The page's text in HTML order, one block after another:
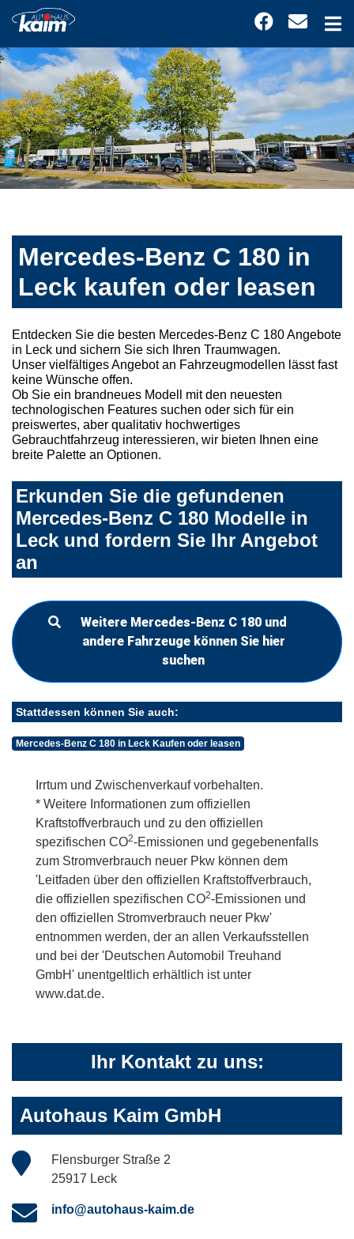
Mercedes-Benz C 180 in
Leck kaufen oder leasen
Entdecken Sie die besten Mercedes-Benz C 180 Angebote
in Leck und sichern Sie sich Ihren Traumwagen.
Unser vielfältiges Angebot an Fahrzeugmodellen lässt fast
keine Wünsche offen.
Ob Sie ein brandneues Modell mit den neuesten
technologischen Features suchen oder sich für ein
preiswertes, aber qualitativ hochwertiges
Gebrauchtfahrzeug interessieren, wir bieten Ihnen eine
breite Palette an Optionen.
Erkunden Sie die gefundenen
Mercedes-Benz C 180 Modelle in
Leck und fordern Sie Ihr Angebot
an
Weitere Mercedes-Benz C 180 und
andere Fahrzeuge können Sie hier
suchen
Stattdessen können Sie auch:
Mercedes-Benz C 180 in Leck Kaufen oder leasen
Irrtum und Zwischenverkauf vorbehalten.
* Weitere Informationen zum offiziellen
Kraftstoffverbrauch und zu den offiziellen
spezifischen CO2-Emissionen und gegebenenfalls
zum Stromverbrauch neuer Pkw können dem
'Leitfaden über den offiziellen Kraftstoffverbrauch,
die offiziellen spezifischen CO2-Emissionen und
den offiziellen Stromverbrauch neuer Pkw'
entnommen werden, der an allen Verkaufsstellen
und bei der 'Deutschen Automobil Treuhand
GmbH' unentgeltlich erhältlich ist unter
www.dat.de.
Ihr Kontakt zu uns:
Autohaus Kaim GmbH
Flensburger Straße 2
25917 Leck
info@autohaus-kaim.de